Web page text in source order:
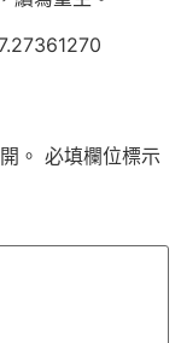
。 必填欄位標示